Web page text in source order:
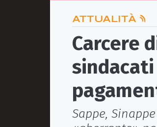
ATTUALITÀ
Carcere
Sappe,